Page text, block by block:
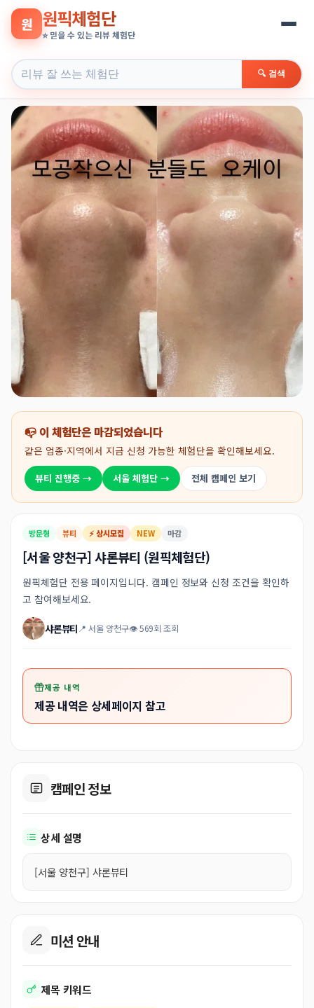
원 원픽체험단
⭐ 믿을 수 있는 리뷰 체험단
🔍 검색
📭 이 체험단은 마감되었습니다
같은 업종·지역에서 지금 신청 가능한 체험단을 확인해보세요.
뷰티 진행중 → 서울 체험단 → 전체 캠페인 보기
방문형 뷰티 ⚡ 상시모집 NEW 마감
[서울 양천구] 샤론뷰티 (원픽체험단)
원픽체험단 전용 페이지입니다. 캠페인 정보와 신청 조건을 확인하
고 참여해보세요.
샤론뷰티 📍 서울 양천구👁 569회 조회
제공 내역
제공 내역은 상세페이지 참고
캠페인 정보
상세 설명
[서울 양천구] 샤론뷰티
미션 안내
제목 키워드